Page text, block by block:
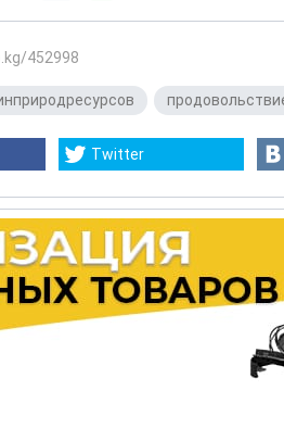
452998
Twitter